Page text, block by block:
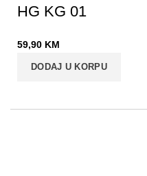
HG KG 01
59,90 KM
DODAJ U KORPU